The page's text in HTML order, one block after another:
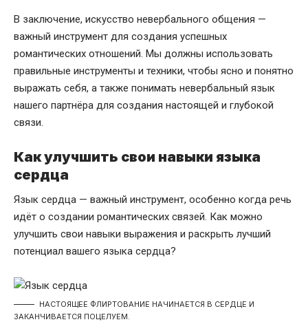
В заключение, искусство невербального общения —
важный инструмент для создания успешных
романтических отношений. Мы должны использовать
правильные инструменты и техники, чтобы ясно и понятно
выражать себя, а также понимать невербальный язык
нашего партнёра для создания настоящей и глубокой
связи.
Как улучшить свои навыки языка
сердца
Язык сердца — важный инструмент, особенно когда речь
идёт о создании романтических связей. Как можно
улучшить свои навыки выражения и раскрыть лучший
потенциал вашего языка сердца?
НАСТОЯЩЕЕ ФЛИРТОВАНИЕ НАЧИНАЕТСЯ В СЕРДЦЕ И
ЗАКАНЧИВАЕТСЯ ПОЦЕЛУЕМ.